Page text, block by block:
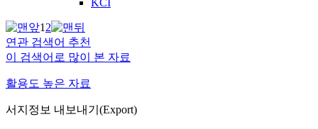
KCI
12
연관 검색어 추천
이 검색어로 많이 본 자료
활용도 높은 자료
서지정보 내보내기(Export)